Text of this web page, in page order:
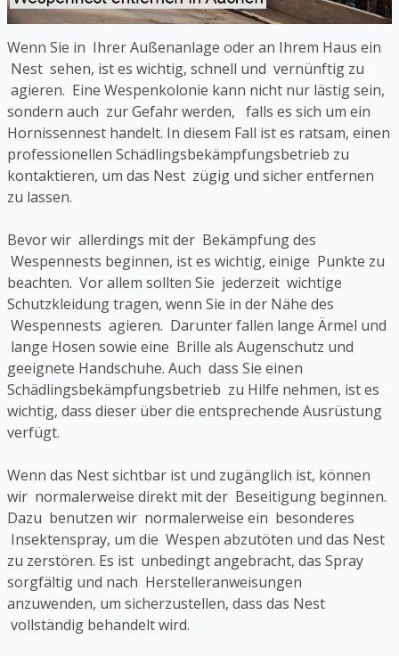
Wenn Sie in Ihrer Außenanlage oder an Ihrem Haus ein
Nest sehen, ist es wichtig, schnell und vernünftig zu
agieren. Eine Wespenkolonie kann nicht nur lästig sein,
sondern auch zur Gefahr werden, falls es sich um ein
Hornissennest handelt. In diesem Fall ist es ratsam, einen
professionellen Schädlingsbekämpfungsbetrieb zu
kontaktieren, um das Nest zügig und sicher entfernen
zu lassen.
Bevor wir allerdings mit der Bekämpfung des
Wespennests beginnen, ist es wichtig, einige Punkte zu
beachten. Vor allem sollten Sie jederzeit wichtige
Schutzkleidung tragen, wenn Sie in der Nähe des
Wespennests agieren. Darunter fallen lange Ärmel und
lange Hosen sowie eine Brille als Augenschutz und
geeignete Handschuhe. Auch dass Sie einen
Schädlingsbekämpfungsbetrieb zu Hilfe nehmen, ist es
wichtig, dass dieser über die entsprechende Ausrüstung
verfügt.
Wenn das Nest sichtbar ist und zugänglich ist, können
wir normalerweise direkt mit der Beseitigung beginnen.
Dazu benutzen wir normalerweise ein besonderes
Insektenspray, um die Wespen abzutöten und das Nest
zu zerstören. Es ist unbedingt angebracht, das Spray
sorgfältig und nach Herstelleranweisungen
anzuwenden, um sicherzustellen, dass das Nest
vollständig behandelt wird.